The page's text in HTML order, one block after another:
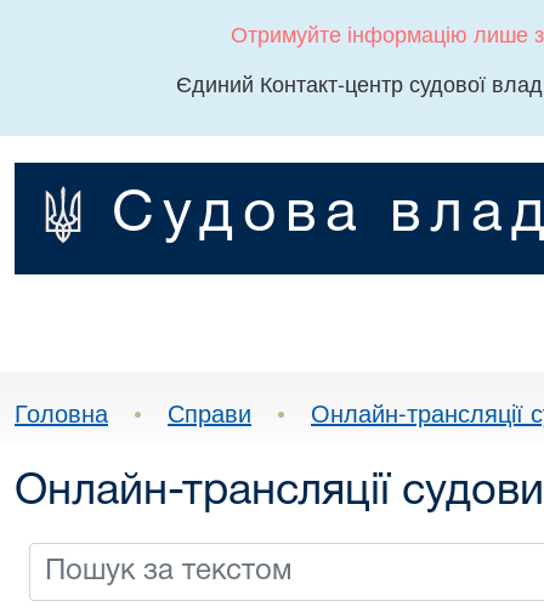
Отримуйте інформацію лише
Єдиний Контакт-центр судової
Судова
Головна • Справи • Онлайн-трансляції
Онлайн-трансляції